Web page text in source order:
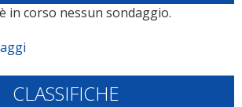
in corso nessun sondaggio.
CLASSIFICHE